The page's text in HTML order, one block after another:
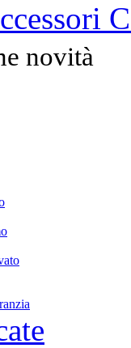
novità